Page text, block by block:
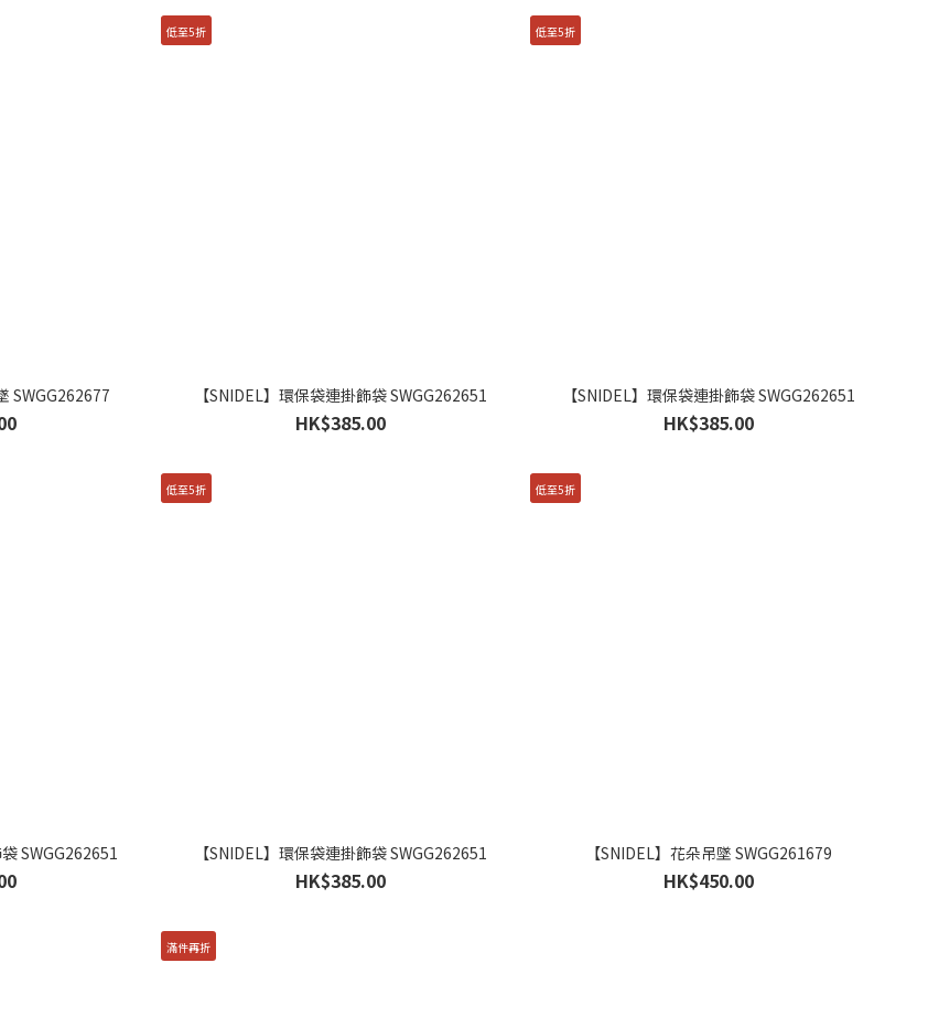
SWGG262677
低至5折
【SNIDEL】環保袋連掛飾袋 SWGG262651
HK$385.00
低至5折
【SNIDEL】環保袋連掛飾袋 SWGG262651
HK$385.00
SWGG262651
低至5折
【SNIDEL】環保袋連掛飾袋 SWGG262651
HK$385.00
低至5折
【SNIDEL】花朵吊墜 SWGG261679
HK$450.00
滿件再折